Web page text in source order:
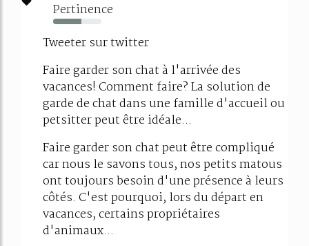
Pertinence
59%
Tweeter sur twitter
Faire garder son chat à l'arrivée des
vacances! Comment faire? La solution de
garde de chat dans une famille d'accueil ou
petsitter peut être idéale...
Faire garder son chat peut être compliqué
car nous le savons tous, nos petits matous
ont toujours besoin d'une présence à leurs
côtés. C'est pourquoi, lors du départ en
vacances, certains propriétaires
d'animaux...